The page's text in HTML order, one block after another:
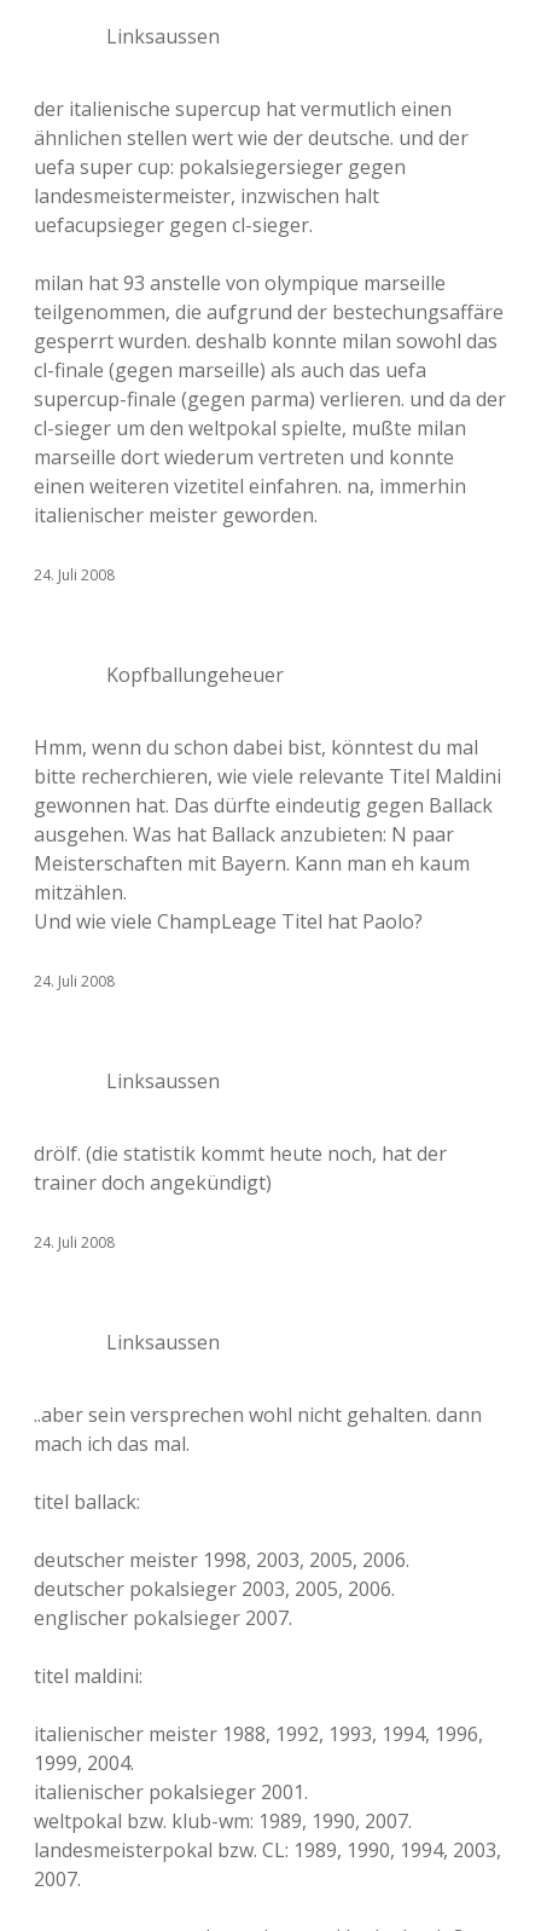
Linksaussen
der italienische supercup hat vermutlich einen
ähnlichen stellen wert wie der deutsche. und der
uefa super cup: pokalsiegersieger gegen
landesmeistermeister, inzwischen halt
uefacupsieger gegen cl-sieger.
milan hat 93 anstelle von olympique marseille
teilgenommen, die aufgrund der bestechungsaffäre
gesperrt wurden. deshalb konnte milan sowohl das
cl-finale (gegen marseille) als auch das uefa
supercup-finale (gegen parma) verlieren. und da der
cl-sieger um den weltpokal spielte, mußte milan
marseille dort wiederum vertreten und konnte
einen weiteren vizetitel einfahren. na, immerhin
italienischer meister geworden.
24. Juli 2008
Kopfballungeheuer
Hmm, wenn du schon dabei bist, könntest du mal
bitte recherchieren, wie viele relevante Titel Maldini
gewonnen hat. Das dürfte eindeutig gegen Ballack
ausgehen. Was hat Ballack anzubieten: N paar
Meisterschaften mit Bayern. Kann man eh kaum
mitzählen.
Und wie viele ChampLeage Titel hat Paolo?
24. Juli 2008
Linksaussen
drölf. (die statistik kommt heute noch, hat der
trainer doch angekündigt)
24. Juli 2008
Linksaussen
..aber sein versprechen wohl nicht gehalten. dann
mach ich das mal.
titel ballack:
deutscher meister 1998, 2003, 2005, 2006.
deutscher pokalsieger 2003, 2005, 2006.
englischer pokalsieger 2007.
titel maldini:
italienischer meister 1988, 1992, 1993, 1994, 1996,
1999, 2004.
italienischer pokalsieger 2001.
weltpokal bzw. klub-wm: 1989, 1990, 2007.
landesmeisterpokal bzw. CL: 1989, 1990, 1994, 2003,
2007.